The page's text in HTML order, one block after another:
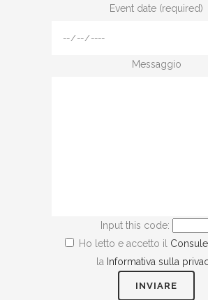
Event date (required)
Messaggio
Input this code:
Ho letto e accetto il
la Informativa sulla